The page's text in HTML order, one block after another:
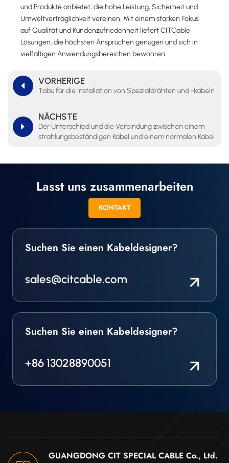
und Produkte anbietet, die hohe Leistung, Sicherheit und
Umweltverträglichkeit vereinen. Mit einem starken Fokus
auf Qualität und Kundenzufriedenheit liefert CITCable
Lösungen, die höchsten Ansprüchen genügen und sich in
vielfältigen Anwendungsbereichen bewähren.
VORHERIGE
Tabu für die Installation von Spezialdrähten und -kabeln
NÄCHSTE
Der Unterschied und die Verbindung zwischen einem
strahlungsbeständigen Kabel und einem normalen Kabel
Lasst uns zusammenarbeiten
KONTAKT
Suchen Sie einen Kabeldesigner?
sales@citcable.com
Suchen Sie einen Kabeldesigner?
+86 13028890051
GUANGDONG CIT SPECIAL CABLE Co., Ltd.